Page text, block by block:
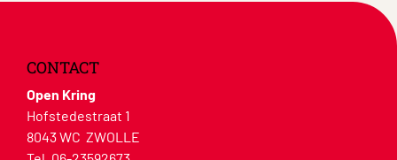
CONTACT
Open Kring
Hofstedestraat 1
8043 WC ZWOLLE